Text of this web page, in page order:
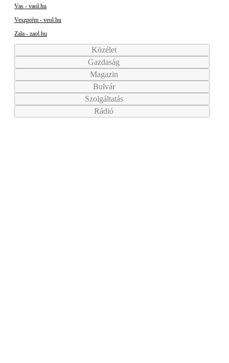
Vas - vaol.hu
Veszprém - veol.hu
Zala - zaol.hu
Közélet
Gazdaság
Magazin
Bulvár
Szolgáltatás
Rádió